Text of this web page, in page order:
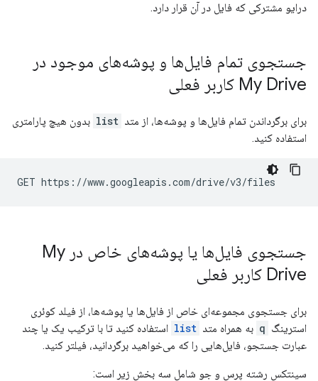
درایو مشترکی که فایل در آن قرار دارد.
جستجوی تمام فایل‌ها و پوشه‌های موجود در
My Drive کاربر فعلی
برای برگرداندن تمام فایل‌ها و پوشه‌ها، از متد list بدون هیچ پارامتری
استفاده کنید.
جستجوی فایل‌ها یا پوشه‌های خاص در My
Drive کاربر فعلی
برای جستجوی مجموعه‌ای خاص از فایل‌ها یا پوشه‌ها، از فیلد کوئری
استرینگ q به همراه متد list استفاده کنید تا با ترکیب یک یا چند
عبارت جستجو، فایل‌هایی را که می‌خواهید برگردانید، فیلتر کنید.
سینتکس رشته پرس و جو شامل سه بخش زیر است: